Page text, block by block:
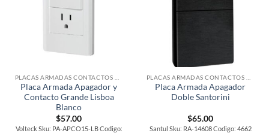
Placa Armada Apagador y
Contacto Grande Lisboa
Blanco
$57.00
Volteck Sku: PA-APCO15-LB Codigo:
Placa Armada Apagador
Doble Santorini
$65.00
Santul Sku: RA-14608 Codigo: 4662